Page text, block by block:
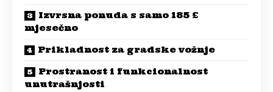
Izvrsna ponuda s samo 185 £
mjesečno
Prikladnost za gradske vožnje
Prostranost i funkcionalnost
unutrašnjosti